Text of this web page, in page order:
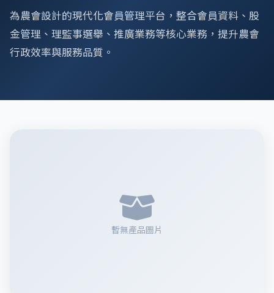
為農會設計的現代化會員管理平台，整合會員資料、股
金管理、理監事選舉、推廣業務等核心業務，提升農會
行政效率與服務品質。
暫無產品圖片